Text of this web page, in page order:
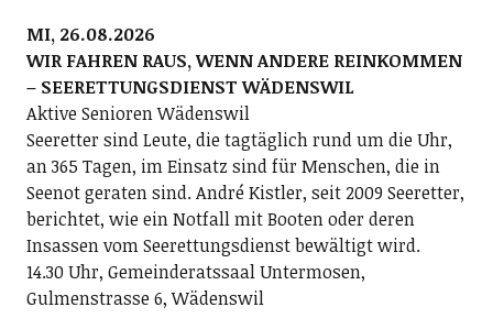
MI, 26.08.2026
WIR FAHREN RAUS, WENN ANDERE REINKOMMEN
– SEERETTUNGSDIENST WÄDENSWIL
Aktive Senioren Wädenswil
Seeretter sind Leute, die tagtäglich rund um die Uhr,
an 365 Tagen, im Einsatz sind für Menschen, die in
Seenot geraten sind. André Kistler, seit 2009 Seeretter,
berichtet, wie ein Notfall mit Booten oder deren
Insassen vom Seerettungsdienst bewältigt wird.
14.30 Uhr, Gemeinderatssaal Untermosen,
Gulmenstrasse 6, Wädenswil